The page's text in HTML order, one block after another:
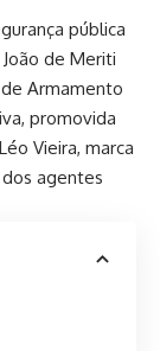
pública
de Meriti
Armamento
promovida
Vieira, marca
agentes